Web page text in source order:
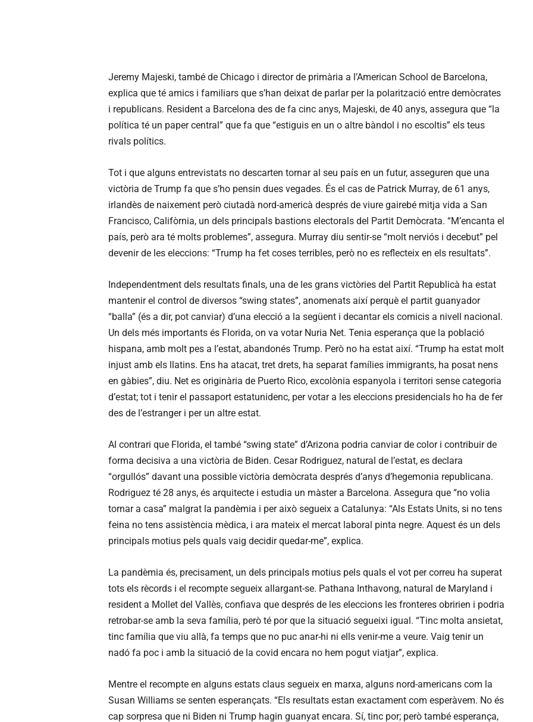
Jeremy Majeski, també de Chicago i director de primària a l’American School de Barcelona,
explica que té amics i familiars que s’han deixat de parlar per la polarització entre demòcrates
i republicans. Resident a Barcelona des de fa cinc anys, Majeski, de 40 anys, assegura que “la
política té un paper central” que fa que “estiguis en un o altre bàndol i no escoltis” els teus
rivals polítics.
Tot i que alguns entrevistats no descarten tornar al seu país en un futur, asseguren que una
victòria de Trump fa que s’ho pensin dues vegades. És el cas de Patrick Murray, de 61 anys,
irlandès de naixement però ciutadà nord-americà després de viure gairebé mitja vida a San
Francisco, Califòrnia, un dels principals bastions electorals del Partit Demòcrata. “M’encanta el
país, però ara té molts problemes”, assegura. Murray diu sentir-se “molt nerviós i decebut” pel
devenir de les eleccions: “Trump ha fet coses terribles, però no es reflecteix en els resultats”.
Independentment dels resultats finals, una de les grans victòries del Partit Republicà ha estat
mantenir el control de diversos “swing states”, anomenats així perquè el partit guanyador
“balla” (és a dir, pot canviar) d’una elecció a la següent i decantar els comicis a nivell nacional.
Un dels més importants és Florida, on va votar Nuria Net. Tenia esperança que la població
hispana, amb molt pes a l’estat, abandonés Trump. Però no ha estat així. “Trump ha estat molt
injust amb els llatins. Ens ha atacat, tret drets, ha separat famílies immigrants, ha posat nens
en gàbies”, diu. Net es originària de Puerto Rico, excolònia espanyola i territori sense categoria
d’estat; tot i tenir el passaport estatunidenc, per votar a les eleccions presidencials ho ha de fer
des de l’estranger i per un altre estat.
Al contrari que Florida, el també “swing state” d’Arizona podria canviar de color i contribuir de
forma decisiva a una victòria de Biden. Cesar Rodriguez, natural de l’estat, es declara
“orgullós” davant una possible victòria demòcrata després d’anys d’hegemonia republicana.
Rodriguez té 28 anys, és arquitecte i estudia un màster a Barcelona. Assegura que “no volia
tornar a casa” malgrat la pandèmia i per això segueix a Catalunya: “Als Estats Units, si no tens
feina no tens assistència mèdica, i ara mateix el mercat laboral pinta negre. Aquest és un dels
principals motius pels quals vaig decidir quedar-me”, explica.
La pandèmia és, precisament, un dels principals motius pels quals el vot per correu ha superat
tots els rècords i el recompte segueix allargant-se. Pathana Inthavong, natural de Maryland i
resident a Mollet del Vallès, confiava que després de les eleccions les fronteres obririen i podria
retrobar-se amb la seva família, però té por que la situació segueixi igual. “Tinc molta ansietat,
tinc família que viu allà, fa temps que no puc anar-hi ni ells venir-me a veure. Vaig tenir un
nadó fa poc i amb la situació de la covid encara no hem pogut viatjar”, explica.
Mentre el recompte en alguns estats claus segueix en marxa, alguns nord-americans com la
Susan Williams se senten esperançats. “Els resultats estan exactament com esperàvem. No és
cap sorpresa que ni Biden ni Trump hagin guanyat encara. Sí, tinc por; però també esperança,